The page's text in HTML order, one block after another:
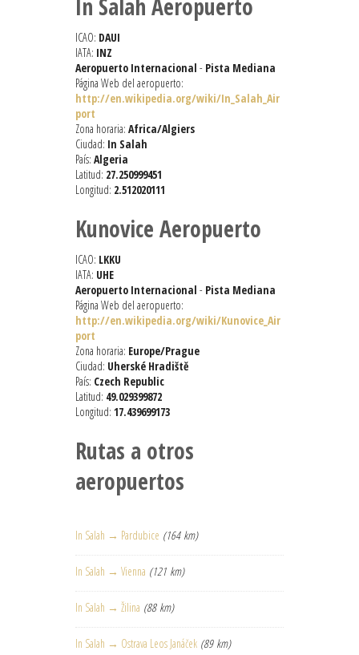
In Salah Aeropuerto
ICAO: DAUI
IATA: INZ
Aeropuerto Internacional - Pista Mediana
Página Web del aeropuerto:
http://en.wikipedia.org/wiki/In_Salah_Air
port
Zona horaria: Africa/Algiers
Ciudad: In Salah
País: Algeria
Latitud: 27.250999451
Longitud: 2.512020111
Kunovice Aeropuerto
ICAO: LKKU
IATA: UHE
Aeropuerto Internacional - Pista Mediana
Página Web del aeropuerto:
http://en.wikipedia.org/wiki/Kunovice_Air
port
Zona horaria: Europe/Prague
Ciudad: Uherské Hradiště
País: Czech Republic
Latitud: 49.029399872
Longitud: 17.439699173
Rutas a otros
aeropuertos
In Salah → Pardubice (164 km)
In Salah → Vienna (121 km)
In Salah → Žilina (88 km)
In Salah → Ostrava Leos Janáček (89 km)